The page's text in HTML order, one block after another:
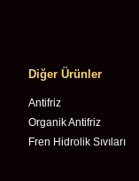
Diğer Ürünler
Antifriz
Organik Antifriz
Fren Hidrolik Sıvıları